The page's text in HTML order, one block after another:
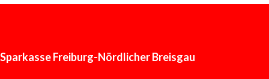
Sparkasse Freiburg-Nördlicher Breisgau